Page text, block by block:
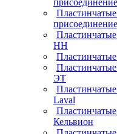
присоединение
присоединение
НН
ЭТ
Laval
Кельвион